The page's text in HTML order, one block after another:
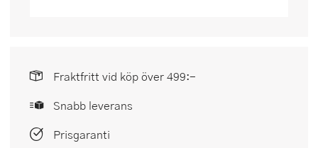
Fraktfritt vid köp över 499:-
Snabb leverans
Prisgaranti